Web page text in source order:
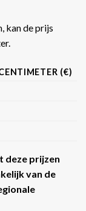
kan de prijs
(€)
deze prijzen
van de